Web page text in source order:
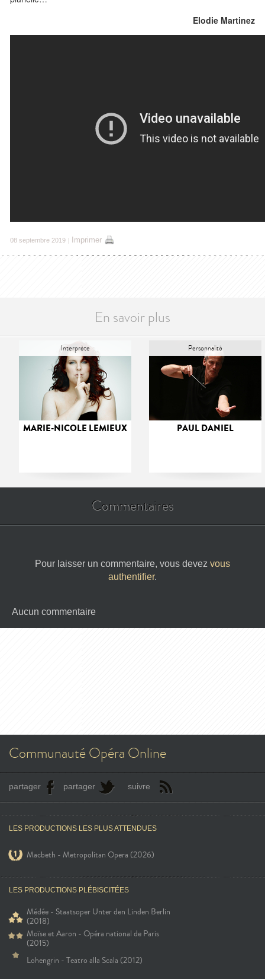
Elodie Martinez
08 septembre 2019 | Imprimer
En savoir plus
Interprète
MARIE-NICOLE LEMIEUX
Personnalité
PAUL DANIEL
Commentaires
Pour laisser un commentaire, vous devez vous
authentifier.
Aucun commentaire
Communauté Opéra Online
partager partager suivre
LES PRODUCTIONS LES PLUS ATTENDUES
Macbeth - Metropolitan Opera (2026)
LES PRODUCTIONS PLÉBISCITÉES
Médée - Staatsoper Unter den Linden Berlin
(2018)
Moïse et Aaron - Opéra national de Paris
(2015)
Lohengrin - Teatro alla Scala (2012)